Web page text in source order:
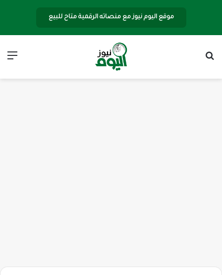
موقع اليوم نيوز مع منصاته الرقمية متاح للبيع